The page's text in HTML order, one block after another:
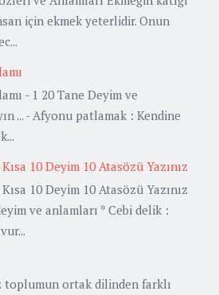
için ekmek yeterlidir. Onun
- 1 20 Tane Deyim ve
... - Afyonu patlamak : Kendine
10 Deyim 10 Atasözü Yazınız
10 Deyim 10 Atasözü Yazınız
ve anlamları * Cebi delik :
toplumun ortak dilinden farklı